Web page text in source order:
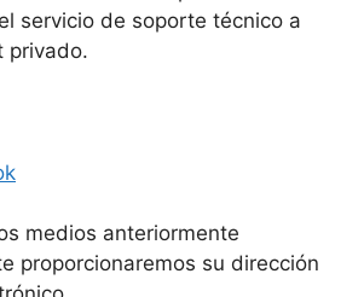
servicio de soporte técnico a
privado.
medios anteriormente
proporcionaremos su dirección